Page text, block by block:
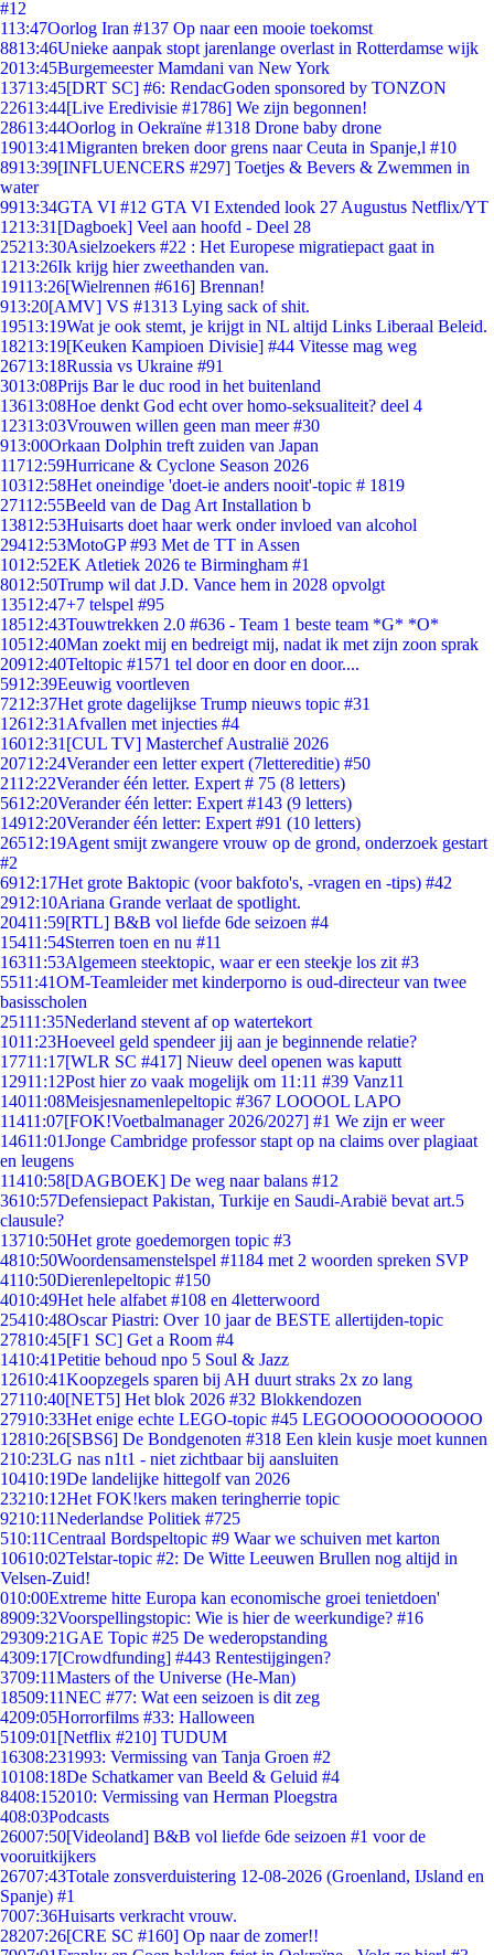
#12
113:47Oorlog Iran #137 Op naar een mooie toekomst
8813:46Unieke aanpak stopt jarenlange overlast in Rotterdamse wijk
2013:45Burgemeester Mamdani van New York
13713:45[DRT SC] #6: RendacGoden sponsored by TONZON
22613:44[Live Eredivisie #1786] We zijn begonnen!
28613:44Oorlog in Oekraïne #1318 Drone baby drone
19013:41Migranten breken door grens naar Ceuta in Spanje,l #10
8913:39[INFLUENCERS #297] Toetjes & Bevers & Zwemmen in
water
9913:34GTA VI #12 GTA VI Extended look 27 Augustus Netflix/YT
1213:31 [Dagboek] Veel aan hoofd - Deel 28
25213:30Asielzoekers #22 : Het Europese migratiepact gaat in
1213:26Ik krijg hier zweethanden van.
19113:26[Wielrennen #616] Brennan!
913:20[AMV] VS #1313 Lying sack of shit.
19513:19Wat je ook stemt, je krijgt in NL altijd Links Liberaal Beleid.
18213:19[Keuken Kampioen Divisie] #44 Vitesse mag weg
26713:18Russia vs Ukraine #91
3013:08Prijs Bar le duc rood in het buitenland
13613:08Hoe denkt God echt over homo-seksualiteit? deel 4
12313:03Vrouwen willen geen man meer #30
913:00Orkaan Dolphin treft zuiden van Japan
11712:59Hurricane & Cyclone Season 2026
10312:58Het oneindige 'doet-ie anders nooit'-topic # 1819
27112:55Beeld van de Dag Art Installation b
13812:53Huisarts doet haar werk onder invloed van alcohol
29412:53MotoGP #93 Met de TT in Assen
1012:52EK Atletiek 2026 te Birmingham #1
8012:50Trump wil dat J.D. Vance hem in 2028 opvolgt
13512:47+7 telspel #95
18512:43Touwtrekken 2.0 #636 - Team 1 beste team *G* *O*
10512:40Man zoekt mij en bedreigt mij, nadat ik met zijn zoon sprak
20912:40Teltopic #1571 tel door en door en door....
5912:39Eeuwig voortleven
7212:37Het grote dagelijkse Trump nieuws topic #31
12612:31 Afvallen met injecties #4
16012:31 [CUL TV] Masterchef Australië 2026
20712:24Verander een letter expert (7lettereditie) #50
2112:22Verander één letter. Expert # 75 (8 letters)
5612:20Verander één letter: Expert #143 (9 letters)
14912:20Verander één letter: Expert #91 (10 letters)
26512:19Agent smijt zwangere vrouw op de grond, onderzoek gestart
#2
6912:17Het grote Baktopic (voor bakfoto's, -vragen en -tips) #42
2912:10Ariana Grande verlaat de spotlight.
20411:59[RTL] B&B vol liefde 6de seizoen #4
15411:54Sterren toen en nu #11
16311:53Algemeen steektopic, waar er een steekje los zit #3
5511:41OM-Teamleider met kinderporno is oud-directeur van twee
basisscholen
25111:35Nederland stevent af op watertekort
1011:23Hoeveel geld spendeer jij aan je beginnende relatie?
17711:17[WLR SC #417] Nieuw deel openen was kaputt
12911:12Post hier zo vaak mogelijk om 11:11 #39 Vanz11
14011:08Meisjesnamenlepeltopic #367 LOOOOL LAPO
11411:07[FOK!Voetbalmanager 2026/2027] #1 We zijn er weer
14611:01Jonge Cambridge professor stapt op na claims over plagiaat
en leugens
11410:58[DAGBOEK] De weg naar balans #12
3610:57Defensiepact Pakistan, Turkije en Saudi-Arabië bevat art.5
clausule?
13710:50Het grote goedemorgen topic #3
4810:50Woordensamenstelspel #1184 met 2 woorden spreken SVP
4110:50Dierenlepeltopic #150
4010:49Het hele alfabet #108 en 4letterwoord
25410:48Oscar Piastri: Over 10 jaar de BESTE allertijden-topic
27810:45[F1 SC] Get a Room #4
1410:41Petitie behoud npo 5 Soul & Jazz
12610:41Koopzegels sparen bij AH duurt straks 2x zo lang
27110:40[NET5] Het blok 2026 #32 Blokkendozen
27910:33Het enige echte LEGO-topic #45 LEGOOOOOOOOOOO
12810:26[SBS6] De Bondgenoten #318 Een klein kusje moet kunnen
210:23LG nas n1t1 - niet zichtbaar bij aansluiten
10410:19De landelijke hittegolf van 2026
23210:12Het FOK!kers maken teringherrie topic
9210:11Nederlandse Politiek #725
510:11Centraal Bordspeltopic #9 Waar we schuiven met karton
10610:02Telstar-topic #2: De Witte Leeuwen Brullen nog altijd in
Velsen-Zuid!
010:00Extreme hitte Europa kan economische groei tenietdoen'
8909:32Voorspellingstopic: Wie is hier de weerkundige? #16
29309:21GAE Topic #25 De wederopstanding
4309:17[Crowdfunding] #443 Rentestijgingen?
3709:11Masters of the Universe (He-Man)
18509:11NEC #77: Wat een seizoen is dit zeg
4209:05Horrorfilms #33: Halloween
5109:01 [Netflix #210] TUDUM
16308:231993: Vermissing van Tanja Groen #2
10108:18De Schatkamer van Beeld & Geluid #4
8408:152010: Vermissing van Herman Ploegstra
408:03Podcasts
26007:50[Videoland] B&B vol liefde 6de seizoen #1 voor de
vooruitkijkers
26707:43Totale zonsverduistering 12-08-2026 (Groenland, IJsland en
Spanje) #1
7007:36Huisarts verkracht vrouw.
28207:26[CRE SC #160] Op naar de zomer!!